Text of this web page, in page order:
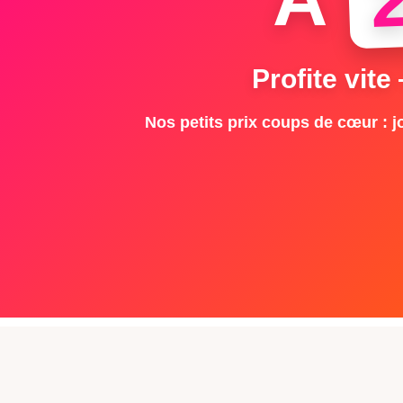
Profite vite
Nos petits prix coups de cœur :